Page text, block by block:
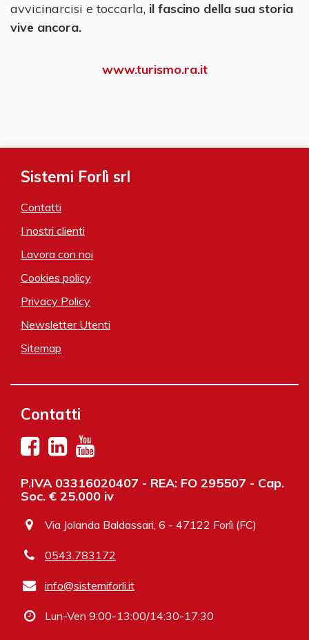
avvicinarcisi e toccarla, il fascino della sua storia
vive ancora.
www.turismo.ra.it
Sistemi Forlì srl
Contatti
I nostri clienti
Lavora con noi
Cookies policy
Privacy Policy
Newsletter Utenti
Sitemap
Contatti
P.IVA 03316020407 - REA: FO 295507 - Cap.
Soc. € 25.000 iv
Via Jolanda Baldassari, 6 - 47122 Forlì (FC)
0543.783172
info@sistemiforli.it
Lun-Ven 9:00-13:00/14:30-17:30